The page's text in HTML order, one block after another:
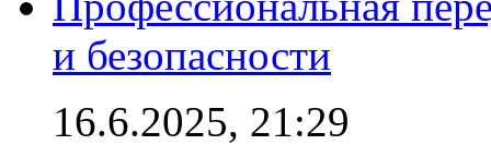
и безопасности
16.6.2025, 21:29